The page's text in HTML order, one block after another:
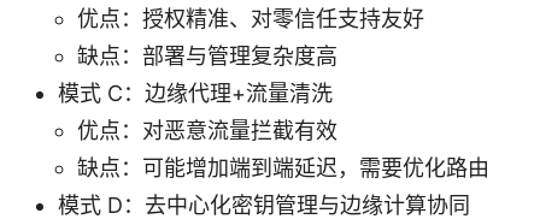
优点：授权精准、对零信任支持友好
缺点：部署与管理复杂度高
模式 C：边缘代理+流量清洗
优点：对恶意流量拦截有效
缺点：可能增加端到端延迟，需要优化路由
模式 D：去中心化密钥管理与边缘计算协同